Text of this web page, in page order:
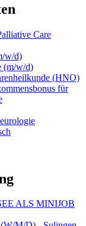
Care
w/d)
(m/w/d)
(HNO)
für
ALS MINIJOB